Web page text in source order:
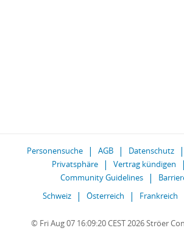
Personensuche AGB Datenschutz
Privatsphäre
Vertrag kündigen
Community Guidelines
Schweiz
Österreich Frankreich
© Fri Aug 07 16:09:20 CEST 2026 Ströer